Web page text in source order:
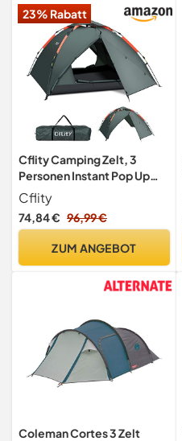
23% Rabatt
Cflity Camping Zelt, 3
Personen Instant Pop Up
Wurfzelt Wasserdicht DREI
Schicht Automatische
Kuppelzelt, Große 4
Fly 2 Erweiterbare Veranda
Cflity
74,84 € 96,99 €
ZUM ANGEBOT
Coleman Cortes 3 Zelt